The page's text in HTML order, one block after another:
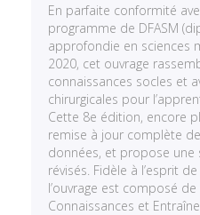
En parfaite conformité
programme de DFASM
approfondie en sciences
2020, cet ouvrage
connaissances socles et
chirurgicales pour
Cette 8e édition, encore
remise à jour complète
données, et propose une
révisés. Fidèle à l’esprit
l’ouvrage est composé
Connaissances et